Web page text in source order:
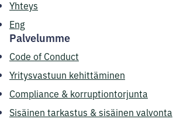
Yhteys
Eng
Palvelumme
Code of Conduct
Yritysvastuun kehittäminen
Compliance & korruptiontorjunta
Sisäinen tarkastus & sisäinen valvonta